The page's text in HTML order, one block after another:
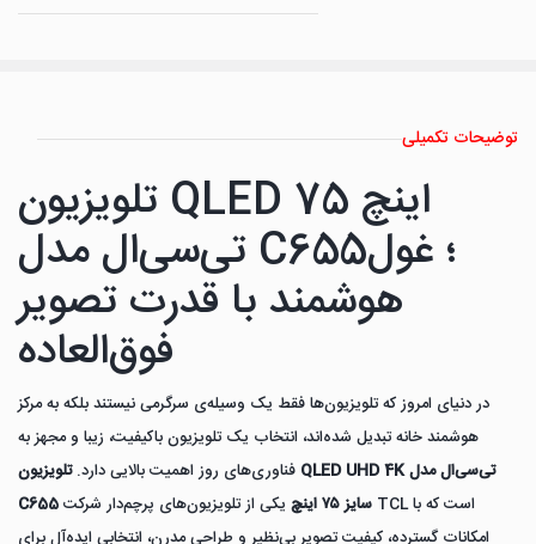
توضیحات تکمیلی
تلویزیون QLED 75 اینچ
تی‌سی‌ال مدل C655؛ غول
هوشمند با قدرت تصویر
فوق‌العاده
در دنیای امروز که تلویزیون‌ها فقط یک وسیله‌ی سرگرمی نیستند بلکه به مرکز
هوشمند خانه تبدیل شده‌اند، انتخاب یک تلویزیون باکیفیت، زیبا و مجهز به
فناوری‌های روز اهمیت بالایی دارد.تلویزیون QLED UHD 4K تی‌سی‌ال مدل
C655 سایز ۷۵ اینچ
یکی از تلویزیون‌های پرچم‌دار شرکت TCL است که با
امکانات گسترده، کیفیت تصویر بی‌نظیر و طراحی مدرن، انتخابی ایده‌آل برای